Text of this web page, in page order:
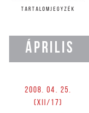
TARTALOMJEGYZÉK
ÁPRILIS
2008. 04. 25.
(XII/17)